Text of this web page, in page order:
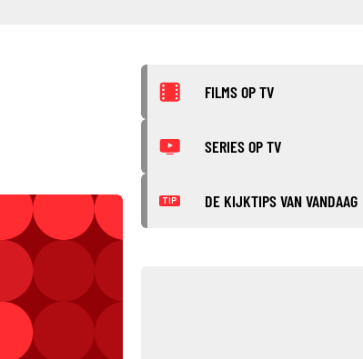
FILMS OP TV
SERIES OP TV
TIP DE KIJKTIPS VAN VANDAAG